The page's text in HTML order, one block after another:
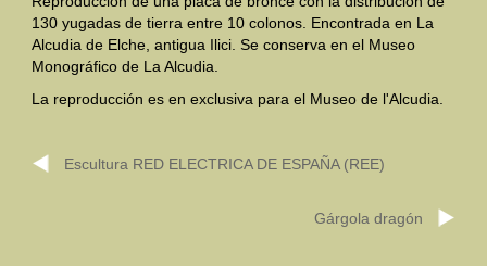
Otras Civilizaciones
Trabajos Especiales
Musée Départemental Arlés Antique. Arlés (Francia)
130 yugadas de tierra entre 10 colonos. Encontrada en La
Alcudia de Elche, antigua Ilici. Se conserva en el Museo
Monográfico de La Alcudia.
La reproducción es en exclusiva para el Museo de l'Alcudia.
Escultura RED ELECTRICA DE ESPAÑA (REE)
Gárgola dragón